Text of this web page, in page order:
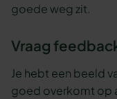
goede weg zit.
Vraag
Je hebt een beeld
goed overkomt op